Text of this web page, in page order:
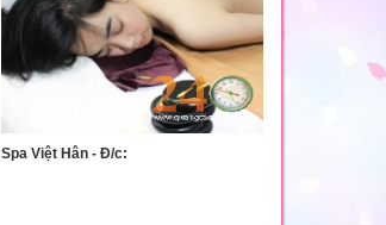
Spa Việt Hân - Đ/c: